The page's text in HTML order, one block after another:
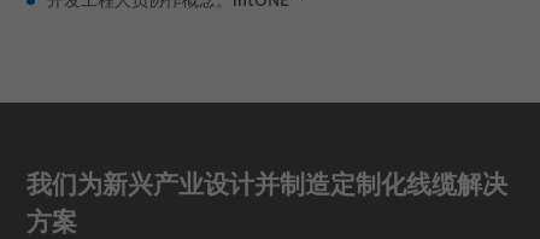
我们为新兴产业设计并制造定制化线缆解决
方案